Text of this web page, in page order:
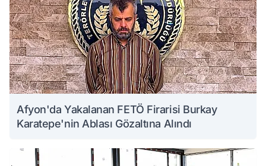
Afyon'da Yakalanan FETÖ Firarisi Burkay
Karatepe'nin Ablası Gözaltına Alındı